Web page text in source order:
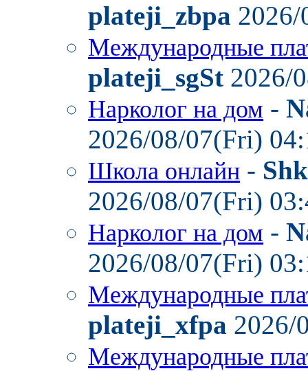
plateji_zbpa
Международные
plateji_sgSt 2026/
Нарколог на дом -
2026/08/07(Fri)
Школа онлайн -
2026/08/07(Fri)
Нарколог на дом -
2026/08/07(Fri)
Международные
plateji_xfpa 2026/
Международные